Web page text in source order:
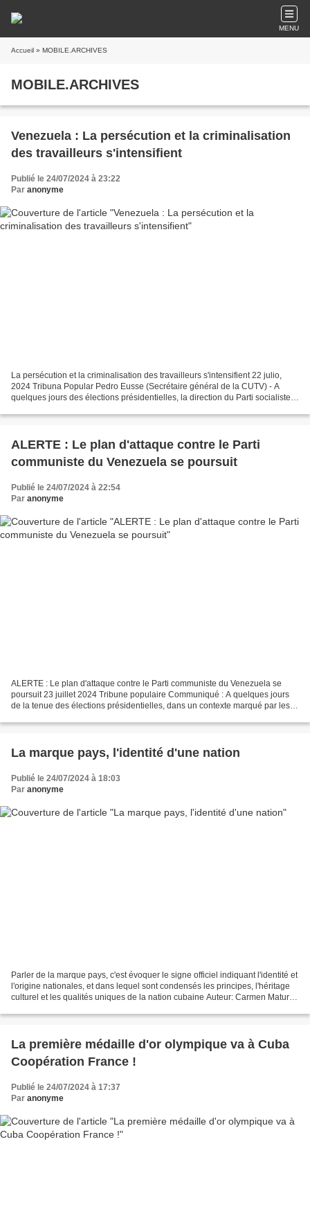
MENU
Accueil » MOBILE.ARCHIVES
MOBILE.ARCHIVES
Venezuela : La persécution et la criminalisation
des travailleurs s'intensifient
Publié le 24/07/2024 à 23:22
Par anonyme
La persécution et la criminalisation des travailleurs s'intensifient 22 julio,
2024 Tribuna Popular Pedro Eusse (Secrétaire général de la CUTV) - A
quelques jours des élections présidentielles, la direction du Parti socialiste
ALERTE : Le plan d'attaque contre le Parti
communiste du Venezuela se poursuit
Publié le 24/07/2024 à 22:54
Par anonyme
ALERTE : Le plan d'attaque contre le Parti communiste du Venezuela se
poursuit 23 juillet 2024 Tribune populaire Communiqué : A quelques jours
de la tenue des élections présidentielles, dans un contexte marqué par les
La marque pays, l'identité d'une nation
Publié le 24/07/2024 à 18:03
Par anonyme
Parler de la marque pays, c'est évoquer le signe officiel indiquant l'identité et
l'origine nationales, et dans lequel sont condensés les principes, l'héritage
culturel et les qualités uniques de la nation cubaine Auteur: Carmen Maturell
La première médaille d'or olympique va à Cuba
Coopération France !
Publié le 24/07/2024 à 17:37
Par anonyme